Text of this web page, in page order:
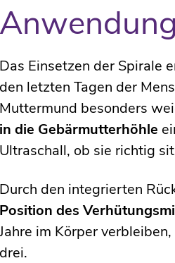
Anwendung
Das Einsetzen der Spirale
den letzten Tagen der
Muttermund besonders
in die Gebärmutterhöhle
Ultraschall, ob sie richtig
Durch den integrierten
Position des
Jahre im Körper
drei.